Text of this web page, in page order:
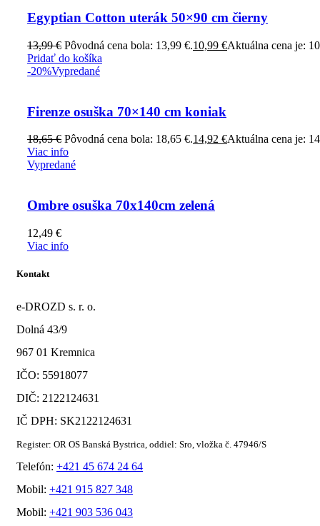
Egyptian Cotton uterák 50×90 cm čierny
13,99€ Pôvodná cena bola: 13,99 €.10,99 €Aktuálna cena je:
Pridať do košíka
-20%Vypredané
Firenze osuška 70×140 cm koniak
18,65€ Pôvodná cena bola: 18,65 €.14,92 €Aktuálna cena je:
Viac info
Vypredané
Ombre osuška 70x140cm zelená
12,49 €
Viac info
Kontakt
e-DROZD s. r. o.
Dolná 43/9
967 01 Kremnica
IČO: 55918077
DIČ: 2122124631
IČ DPH: SK2122124631
Register: OR OS Banská Bystrica, oddiel: Sro, vložka č. 47946/S
Telefón: +421 45 674 24 64
Mobil: +421 915 827 348
Mobil: +421 903 536 043